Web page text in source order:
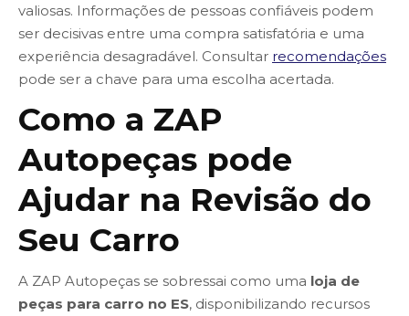
valiosas. Informações de pessoas confiáveis podem
ser decisivas entre uma compra satisfatória e uma
experiência desagradável. Consultar recomendações
pode ser a chave para uma escolha acertada.
Como a ZAP
Autopeças pode
Ajudar na Revisão do
Seu Carro
A ZAP Autopeças se sobressai como uma loja de
peças para carro no ES, disponibilizando recursos